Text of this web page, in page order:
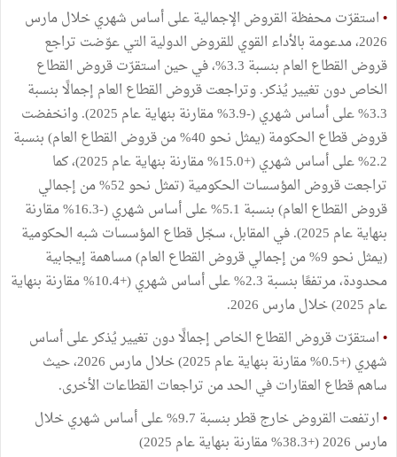
•استقرّت محفظة القروض الإجمالية على أساس شهري خلال مارس
2026، مدعومة بالأداء القوي للقروض الدولية التي عوّضت تراجع
قروض القطاع العام بنسبة 3.3%، في حين استقرّت قروض القطاع
الخاص دون تغيير يُذكر. وتراجعت قروض القطاع العام إجمالًا بنسبة
3.3% على أساس شهري (-3.9% مقارنة بنهاية عام 2025). وانخفضت
قروض قطاع الحكومة (يمثل نحو 40% من قروض القطاع العام) بنسبة
2.2% على أساس شهري (+15.0% مقارنة بنهاية عام 2025)، كما
تراجعت قروض المؤسسات الحكومية (تمثل نحو 52% من إجمالي
قروض القطاع العام) بنسبة 5.1% على أساس شهري (-16.3% مقارنة
بنهاية عام 2025). في المقابل، سجّل قطاع المؤسسات شبه الحكومية
(يمثل نحو 9% من إجمالي قروض القطاع العام) مساهمة إيجابية
محدودة، مرتفعًا بنسبة 2.3% على أساس شهري (+10.4% مقارنة بنهاية
عام 2025) خلال مارس 2026.
•استقرّت قروض القطاع الخاص إجمالًا دون تغيير يُذكر على أساس
شهري (+0.5% مقارنة بنهاية عام 2025) خلال مارس 2026، حيث
ساهم قطاع العقارات في الحد من تراجعات القطاعات الأخرى.
•
ارتفعت القروض خارج قطر بنسبة 9.7% على أساس شهري خلال
مارس 2026 (+38.3% مقارنة بنهاية عام 2025)